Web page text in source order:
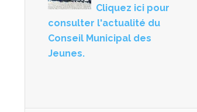
Cliquez ici pour
consulter l'actualité du
Conseil Municipal des
Jeunes.